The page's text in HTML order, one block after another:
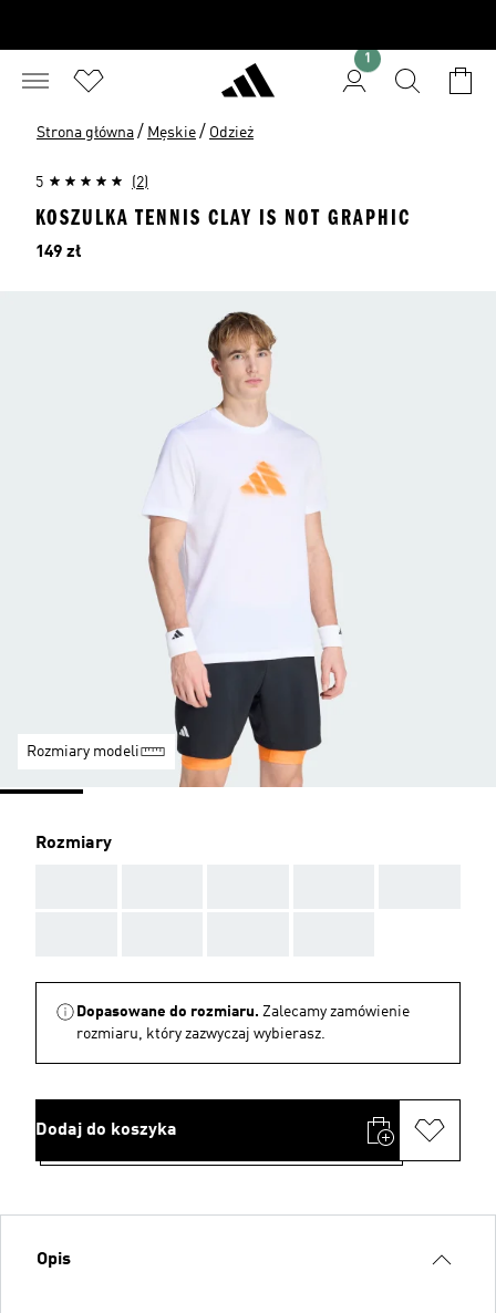
1
Strona główna / Męskie / Odzież
5 (2)
KOSZULKA TENNIS CLAY IS NOT GRAPHIC
Cena
149 zł
Rozmiary modeli
Rozmiary
Dopasowane do rozmiaru. Zalecamy zamówienie
rozmiaru, który zazwyczaj wybierasz.
Dodaj do koszyka
Opis